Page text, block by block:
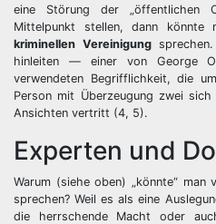
eine Störung der „öffentlichen
Mittelpunkt stellen, dann könnte
kriminellen Vereinigungsprechen.
hinleiten — einer von George
verwendeten Begrifflichkeit, die
Person mit Überzeugung zwei
Ansichten vertritt (4, 5).
Experten und
Warum (siehe oben) „könnte“ man
sprechen? Weil es als eine
die herrschende Macht oder